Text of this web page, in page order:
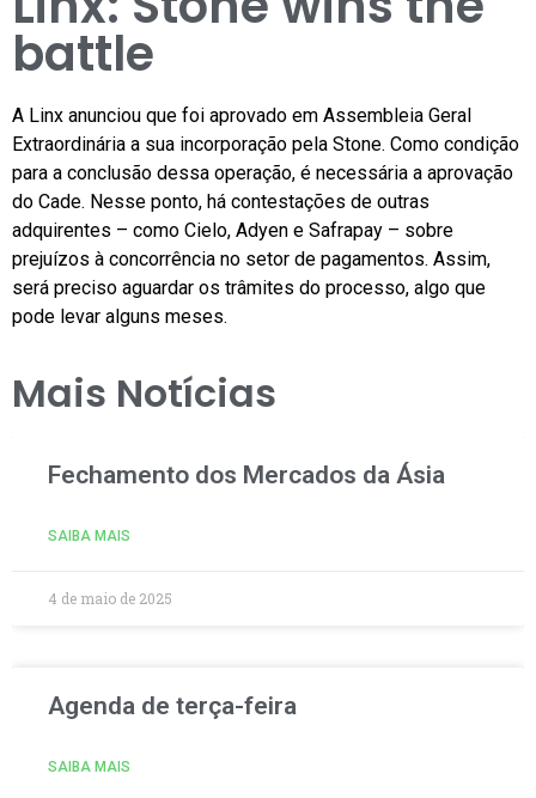
battle
A Linx anunciou que foi aprovado em Assembleia Geral
Extraordinária a sua incorporação pela Stone. Como condição
para a conclusão dessa operação, é necessária a aprovação
do Cade. Nesse ponto, há contestações de outras
adquirentes – como Cielo, Adyen e Safrapay – sobre
prejuízos à concorrência no setor de pagamentos. Assim,
será preciso aguardar os trâmites do processo, algo que
pode levar alguns meses.
Mais Notícias
Fechamento dos Mercados da Ásia
SAIBA MAIS
4 de maio de 2025
Agenda de terça-feira
SAIBA MAIS